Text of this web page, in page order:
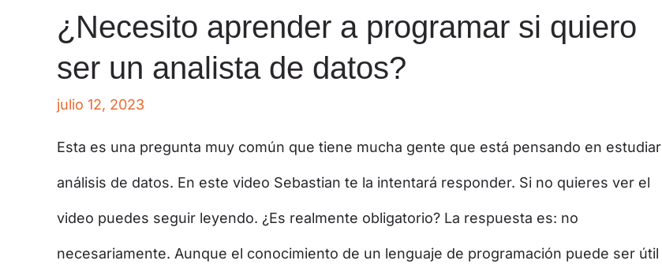
¿Necesito aprender a programar si quiero
ser un analista de datos?
julio 12, 2023
Esta es una pregunta muy común que tiene mucha gente que está pensando en estudiar
análisis de datos. En este video Sebastian te la intentará responder. Si no quieres ver el
video puedes seguir leyendo. ¿Es realmente obligatorio? La respuesta es: no
necesariamente. Aunque el conocimiento de un lenguaje de programación puede ser útil